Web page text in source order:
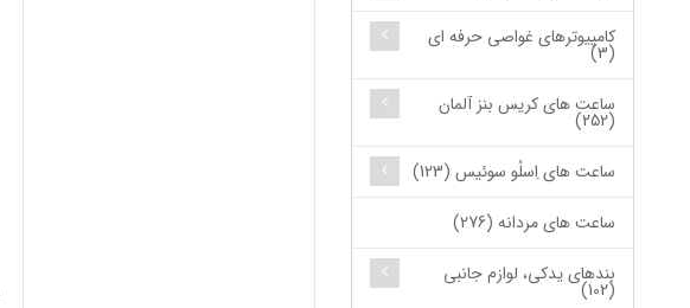
کامپیوترهای غواصی حرفه ای
(3)
ساعت های کریس بنز آلمان
(252)
ساعت های اِسلُو سوئیس (123)
ساعت های مردانه (276)
بندهای یدکی، لوازم جانبی
(102)